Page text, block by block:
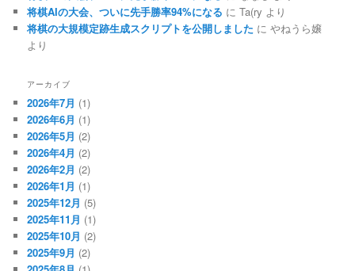
将棋AIの大会、ついに先手勝率94%になる にTa(ry より
将棋の大規模定跡生成スクリプトを公開しました にやねうら嬢
より
アーカイブ
2026年7月 (1)
2026年6月 (1)
2026年5月 (2)
2026年4月 (2)
2026年2月 (2)
2026年1月 (1)
2025年12月 (5)
2025年11月 (1)
2025年10月 (2)
2025年9月 (2)